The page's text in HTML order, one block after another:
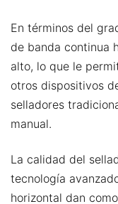
En términos del
de banda continua
alto, lo que le
otros dispositivos
selladores
manual.
La calidad del
tecnología
horizontal dan